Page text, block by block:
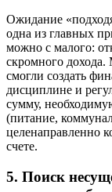
Ожидание
одна из главных
можно с малого:
скромного
смогли создать
дисциплине и
сумму,
(питание,
целенаправленно
счете.
5. Поиск